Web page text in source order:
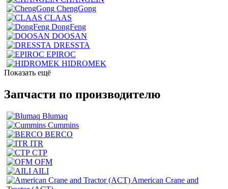
ChengGong
CLAAS
DongFeng
DOOSAN
DRESSTA
EPIROC
HIDROMEK
Показать ещё
Запчасти по производителю
Blumaq
Cummins
BERCO
ITR
CTP
OFM
AILI
American Crane and